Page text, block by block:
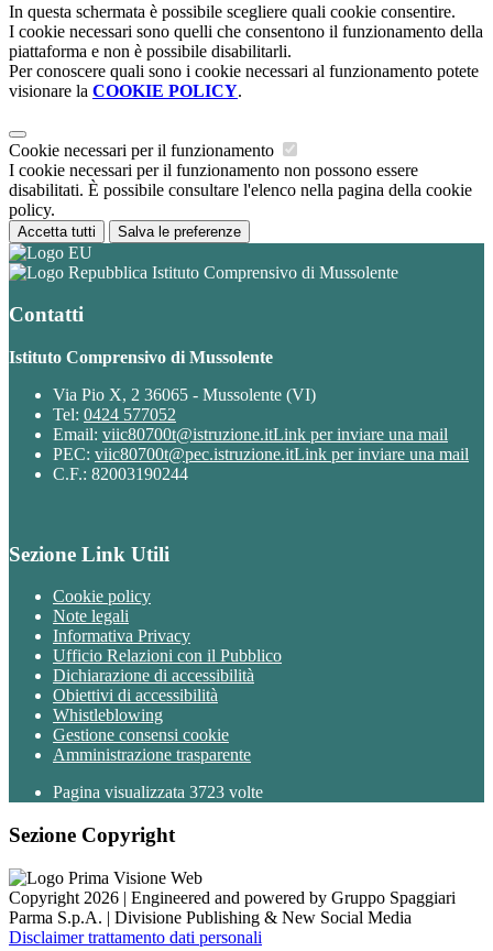
In questa schermata è possibile scegliere quali cookie consentire.
I cookie necessari sono quelli che consentono il funzionamento della
piattaforma e non è possibile disabilitarli.
Per conoscere quali sono i cookie necessari al funzionamento potete
visionare la COOKIE POLICY.
Cookie necessari per il funzionamento
I cookie necessari per il funzionamento non possono essere
disabilitati. È possibile consultare l'elenco nella pagina della cookie
policy.
Accetta tutti Salva le preferenze
Istituto Comprensivo di Mussolente
Contatti
Istituto Comprensivo di Mussolente
Via Pio X, 2 36065 - Mussolente (VI)
Tel: 0424 577052
Email: viic80700t@istruzione.itLink per inviare una mail
PEC: viic80700t@pec.istruzione.itLink per inviare una mail
C.F.: 82003190244
Sezione Link Utili
Cookie policy
Note legali
Informativa Privacy
Ufficio Relazioni con il Pubblico
Dichiarazione di accessibilità
Obiettivi di accessibilità
Whistleblowing
Gestione consensi cookie
Amministrazione trasparente
Pagina visualizzata 3723 volte
Sezione Copyright
Copyright 2026 | Engineered and powered by Gruppo Spaggiari
Parma S.p.A. | Divisione Publishing & New Social Media
Disclaimer trattamento dati personali